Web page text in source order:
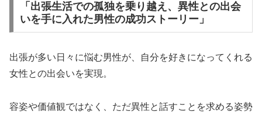
「出張生活での孤独を乗り越え、異性との出会
いを手に入れた男性の成功ストーリー」
出張が多い日々に悩む男性が、自分を好きになってくれる
女性との出会いを実現。
容姿や価値観ではなく、ただ異性と話すことを求める姿勢